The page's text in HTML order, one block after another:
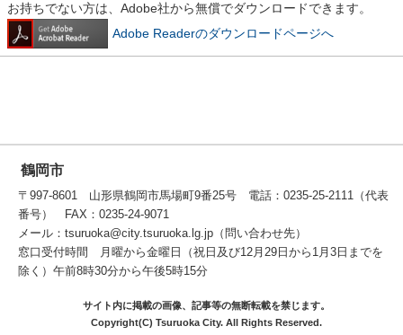
お持ちでない方は、Adobe社から無償でダウンロードできます。
Adobe Readerのダウンロードページへ
鶴岡市
〒997-8601 山形県鶴岡市馬場町9番25号 電話：0235-25-2111（代表
番号） FAX：0235-24-9071
メール：tsuruoka@city.tsuruoka.lg.jp（問い合わせ先）
窓口受付時間 月曜から金曜日（祝日及び12月29日から1月3日までを
除く）午前8時30分から午後5時15分
サイト内に掲載の画像、記事等の無断転載を禁じます。
Copyright(C) Tsuruoka City. All Rights Reserved.